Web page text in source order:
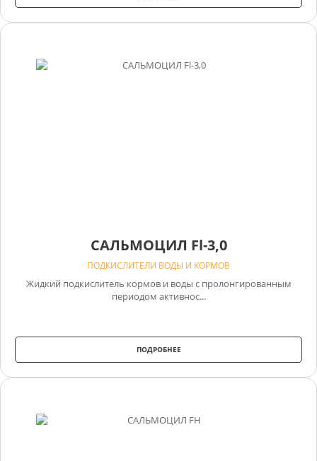
САЛЬМОЦИЛ Fl-3,0
ПОДКИСЛИТЕЛИ ВОДЫ И КОРМОВ
Жидкий подкислитель кормов и воды с пролонгированным
периодом активнос...
ПОДРОБНЕЕ